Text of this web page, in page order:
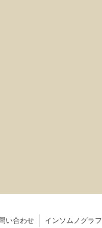
い合わせ インソムノグラフ